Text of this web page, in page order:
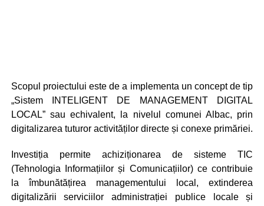
Scopul proiectului este de a implementa un concept de tip
„Sistem INTELIGENT DE MANAGEMENT DIGITAL
LOCAL” sau echivalent, la nivelul comunei Albac, prin
digitalizarea tuturor activităților directe și conexe primăriei.
Investiția permite achiziționarea de sisteme TIC
(Tehnologia Informațiilor și Comunicațiilor) ce contribuie
la îmbunătățirea managementului local, extinderea
digitalizării serviciilor administrației publice locale și